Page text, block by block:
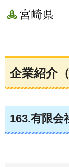
宮崎県
企業紹介
163.有限会